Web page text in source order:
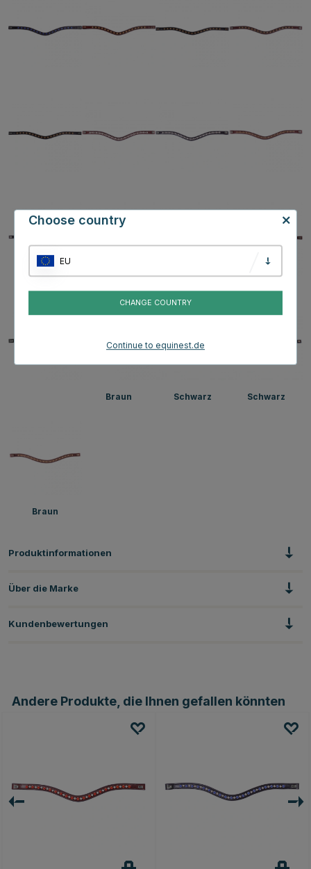
Braun Schwarz Schwarz
Braun
Produktinformationen
Über die Marke
Kundenbewertungen
Andere Produkte, die Ihnen gefallen könnten
Choose country
EU
CHANGE COUNTRY
Continue to equinest.de